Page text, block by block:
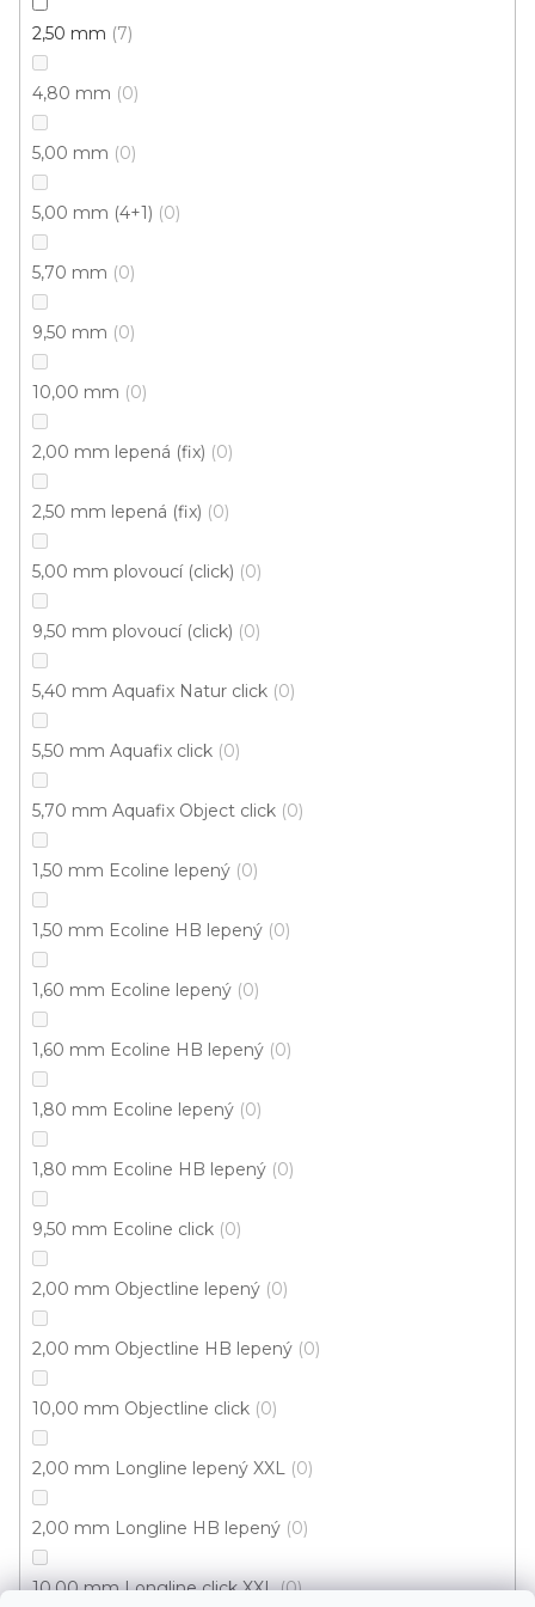
2,50 mm 7
4,80 mm 0
5,00 mm 0
5,00 mm (4+1) 0
5,70 mm 0
9,50 mm 0
10,00 mm 0
2,00 mm lepená (fix) 0
2,50 mm lepená (fix) 0
5,00 mm plovoucí (click) 0
9,50 mm plovoucí (click) 0
5,40 mm Aquafix Natur click 0
5,50 mm Aquafix click 0
5,70 mm Aquafix Object click 0
1,50 mm Ecoline lepený 0
1,50 mm Ecoline HB lepený 0
1,60 mm Ecoline lepený 0
1,60 mm Ecoline HB lepený 0
1,80 mm Ecoline lepený 0
1,80 mm Ecoline HB lepený 0
9,50 mm Ecoline click 0
2,00 mm Objectline lepený 0
2,00 mm Objectline HB lepený 0
10,00 mm Objectline click 0
2,00 mm Longline lepený XXL 0
2,00 mm Longline HB lepený 0
10,00 mm Longline click XXL 0
Dárkové poukazy
Odebírat newsletter
Vložte svůj e-mail a my vám budeme zasílat informace o
nových produktech na našem e-shopu.
E-mail
Přihlášením souhlasíte sezpracováním osobních
údajů
Informace
Služby
Bonus
T. G. Masaryka 333
538 21 Slatiňany
Zobrazit na mapě
Po-Pá: 9.00 - 12.00, 13.00 - 17.00
So: pouze pro objednané